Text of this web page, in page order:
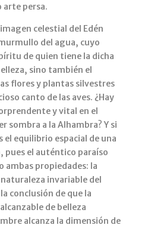
arte persa.
celestial del Edén
del agua, cuyo
de quien tiene la dicha
sino también el
flores y plantas silvestres
canto de las aves. ¿Hay
y vital en el
sombra a la Alhambra? Y si
el equilibrio espacial de una
el auténtico paraíso
ambas propiedades: la
invariable del
conclusión de que la
de belleza
alcanza la dimensión de